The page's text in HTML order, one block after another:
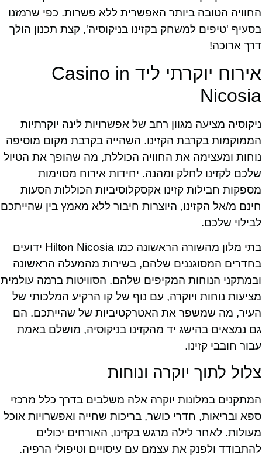
החוויה הטובה ביותר האפשרית ללא פשרות. כפי שרמזנו
בסעיף 'טיפים למשחק בקזינו בניקוסיה', קצת תכנון הולך
דרך ארוכה!
אירוח יוקרתי ליד Casino in
Nicosia
ניקוסיה מציעה מגוון רחב של אפשרויות לינה יוקרתיות
הממוקמות בקרבת הקזינו. השהייה בקרבת מקום מוסיפה
נוחות ומעצימה את החוויה הכוללת, מה שהופך את הטיול
שלכם לקזינו לחלק ומהנה. יחידות אירוח מסוימות
מספקות חבילות קזינו אקסקלוסיביות הכוללות הסעות
חינם מ/אל הקזינו, היוצרות חיבור ללא מאמץ בין שהייתכם
לבילוי שלכם.
בתי מלון מהשורה הראשונה כמו Hilton Nicosia ידועים
בחדרים המסוגננים שלהם, בשירות מהמעלה הראשונה
ובמתקני הנוחות המקיפים שלהם. הסוויטות ברמה עולמית
מציעות נוחות ויוקרה, עם נוף של קו הרקיע המלכותי של
העיר, מה שמשפר את האטרקטיביות של שהייתכם. הם
גם נמצאים בהישג יד מהקזינו בניקוסיה, מושלם באמת
עבור חובבי קזינו.
צלול לתוך יוקרה ונוחות
המתקנים במלונות יוקרה אלה משלבים בדרך כלל מרכזי
ספא ובריאות, חדרי כושר, בריכות שחייה ואפשרויות אוכל
מעולות. לאחר לילה מרגש בקזינו, האורחים יכולים
להתבודד ולפנק את עצמם עם עיסויים וטיפולי הרפיה.